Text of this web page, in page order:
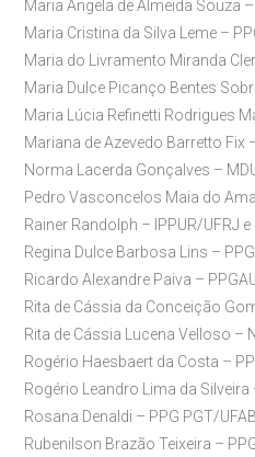
Maria Ângela de Almeida Souza
Maria Cristina da Silva Leme –
Maria do Livramento Miranda
Maria Dulce Picanço Bentes
Maria Lúcia Refinetti Rodrigues
Mariana de Azevedo Barretto Fix
Norma Lacerda Gonçalves –
Pedro Vasconcelos Maia do
Rainer Randolph – IPPUR/UFRJ e
Regina Dulce Barbosa Lins –
Ricardo Alexandre Paiva –
Rita de Cássia da Conceição
Rita de Cássia Lucena Velloso –
Rogério Haesbaert da Costa –
Rogério Leandro Lima da Silveira
Rosana Denaldi – PPG PGT/
Rubenilson Brazão Teixeira –